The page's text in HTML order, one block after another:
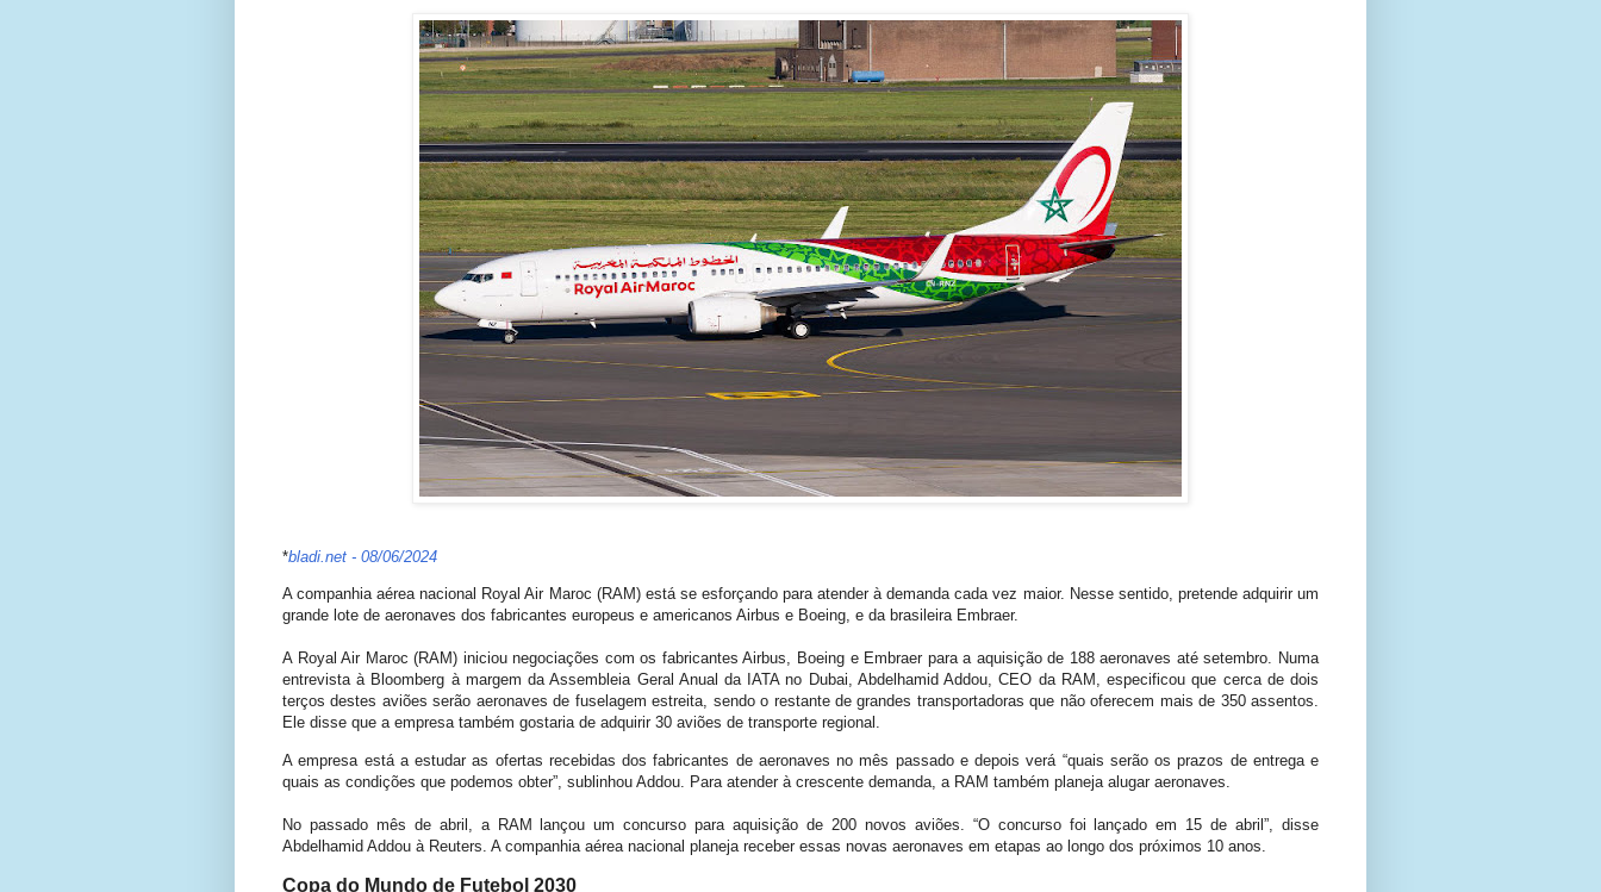
*bladi.net - 08/06/2024
A companhia aérea nacional Royal Air Maroc (RAM) está se esforçando para atender à demanda cada vez maior. Nesse sentido, pretende adquirir um
grande lote de aeronaves dos fabricantes europeus e americanos Airbus e Boeing, e da brasileira Embraer.
A Royal Air Maroc (RAM) iniciou negociações com os fabricantes Airbus, Boeing e Embraer para a aquisição de 188 aeronaves até setembro. Numa
entrevista à Bloomberg à margem da Assembleia Geral Anual da IATA no Dubai, Abdelhamid Addou, CEO da RAM, especificou que cerca de dois
terços destes aviões serão aeronaves de fuselagem estreita, sendo o restante de grandes transportadoras que não oferecem mais de 350 assentos.
Ele disse que a empresa também gostaria de adquirir 30 aviões de transporte regional.
A empresa está a estudar as ofertas recebidas dos fabricantes de aeronaves no mês passado e depois verá “quais serão os prazos de entrega e
quais as condições que podemos obter”, sublinhou Addou. Para atender à crescente demanda, a RAM também planeja alugar aeronaves.
No passado mês de abril, a RAM lançou um concurso para aquisição de 200 novos aviões. “O concurso foi lançado em 15 de abril”, disse
Abdelhamid Addou à Reuters. A companhia aérea nacional planeja receber essas novas aeronaves em etapas ao longo dos próximos 10 anos.
Copa do Mundo de Futebol 2030